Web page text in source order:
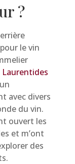
?
le vin
avec divers
du vin.
ouvert les
et m’ont
des